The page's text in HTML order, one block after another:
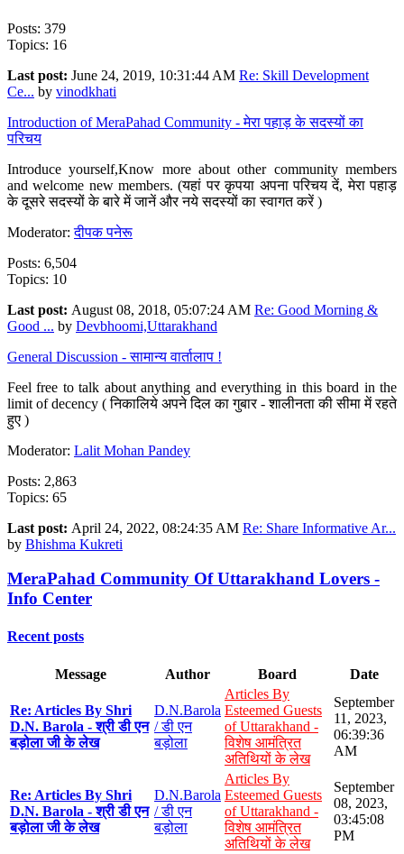
Posts: 379
Topics: 16
Last post: June 24, 2019, 10:31:44 AM Re: Skill Development
Ce... by vinodkhati
Introduction of MeraPahad Community - मेरा पहाड़ के सदस्यों का
परिचय
Introduce yourself,Know more about other community members
and welcome new members. (यहां पर कृपया अपना परिचय दें, मेरा पहाड़
के दूसरे सदस्यों के बारे में जानें और नये सदस्यों का स्वागत करें )
Moderator:दीपक पनेरू
Posts: 6,504
Topics: 10
Last post: August 08, 2018, 05:07:24 AM Re: Good Morning &
Good ... by Devbhoomi,Uttarakhand
General Discussion - सामान्य वार्तालाप !
Feel free to talk about anything and everything in this board in the
limit of decency ( निकालिये अपने दिल का गुबार - शालीनता की सीमा में रहते
हुए )
Moderator: Lalit Mohan Pandey
Posts: 2,863
Topics: 65
Last post: April 24, 2022, 08:24:35 AM Re: Share Informative Ar...
by Bhishma Kukreti
MeraPahad Community Of Uttarakhand Lovers -
Info Center
Recent posts
Message Author Board Date
Re: Articles By Shri
D.N. Barola - श्री डी एन
बड़ोला जी के लेख
D.N.Barola
/ डी एन
बड़ोला
Articles By
Esteemed Guests
of Uttarakhand -
विशेष आमंत्रित
अतिथियों के लेख
September
11, 2023,
06:39:36
AM
Re: Articles By Shri
D.N. Barola - श्री डी एन
बड़ोला जी के लेख
D.N.Barola
/ डी एन
बड़ोला
Articles By
Esteemed Guests
of Uttarakhand -
विशेष आमंत्रित
अतिथियों के लेख
September
08, 2023,
03:45:08
PM